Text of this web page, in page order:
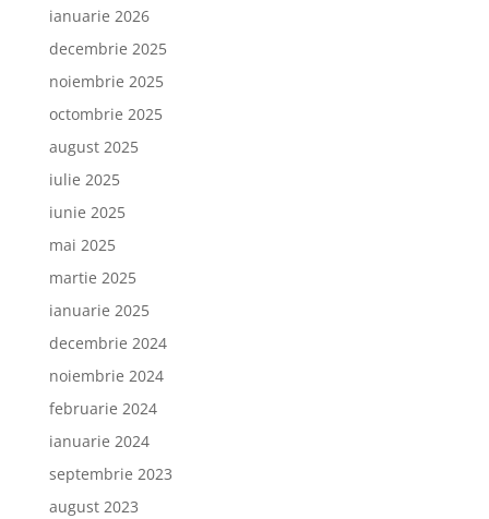
ianuarie 2026
decembrie 2025
noiembrie 2025
octombrie 2025
august 2025
iulie 2025
iunie 2025
mai 2025
martie 2025
ianuarie 2025
decembrie 2024
noiembrie 2024
februarie 2024
ianuarie 2024
septembrie 2023
august 2023